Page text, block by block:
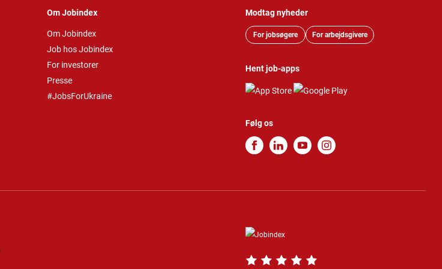
Om Jobindex
Om Jobindex
Job hos Jobindex
For investorer
Presse
#JobsForUkraine
Modtag nyheder
For jobsøgere For arbejdsgivere
Hent job-apps
Følg os